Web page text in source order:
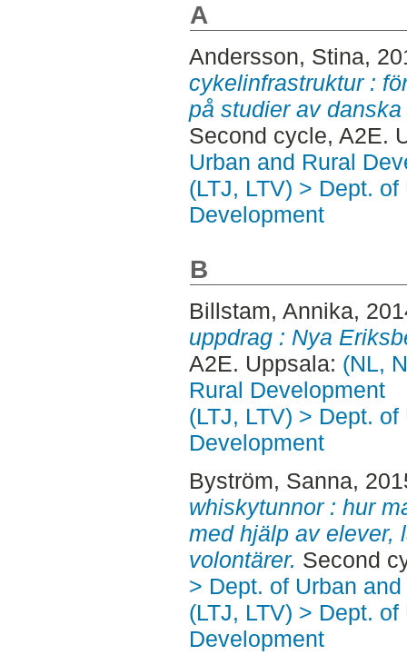
A
Andersson, Stina,
cykelinfrastruktur :
på studier av
Second cycle, A2E.
Urban and Rural
(LTJ, LTV) > Dept.
Development
B
Billstam, Annika,
uppdrag : Nya
A2E. Uppsala: (NL,
Rural Development
(LTJ, LTV) > Dept.
Development
Byström, Sanna,
whiskytunnor : hur
med hjälp av elever,
volontärer. Second
> Dept. of Urban
(LTJ, LTV) > Dept.
Development